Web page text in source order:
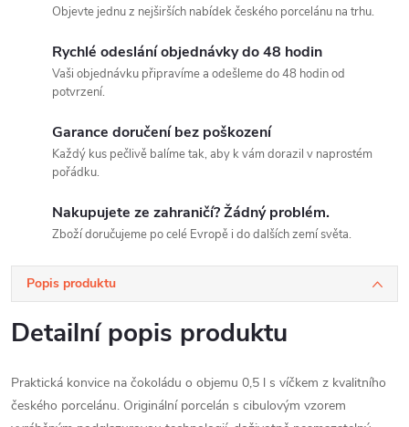
Objevte jednu z nejširších nabídek českého porcelánu na trhu.
Rychlé odeslání objednávky do 48 hodin
Vaši objednávku připravíme a odešleme do 48 hodin od
potvrzení.
Garance doručení bez poškození
Každý kus pečlivě balíme tak, aby k vám dorazil v naprostém
pořádku.
Nakupujete ze zahraničí? Žádný problém.
Zboží doručujeme po celé Evropě i do dalších zemí světa.
Popis produktu
Detailní popis produktu
Praktická konvice na čokoládu o objemu 0,5 l s víčkem z kvalitního
českého porcelánu. Originální porcelán s cibulovým vzorem